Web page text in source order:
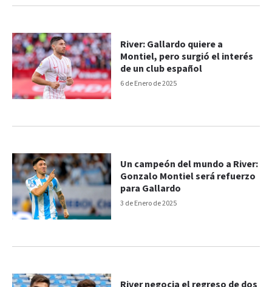
6 de Enero de 2025
River: Gallardo quiere a
Montiel, pero surgió el interés
de un club español
3 de Enero de 2025
Un campeón del mundo a River:
Gonzalo Montiel será refuerzo
para Gallardo